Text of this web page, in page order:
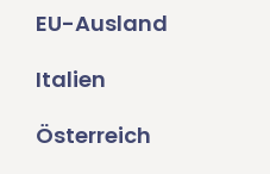
EU-Ausland
Italien
Österreich